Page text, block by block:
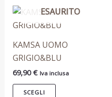
ESAURITO
KAMSA UOMO
GRIGIO&BLU
69,90€ Iva inclusa
SCEGLI
Questo
prodotto
più
varianti.
Le